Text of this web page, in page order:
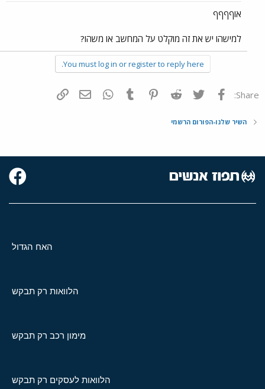
אוףףףף
למישהו יש את זה מוקלט על המחשב או משהו?
You must log in or register to reply here.
Share: פייסבוק Twitter
Reddit
Pinterest
Tumblr
WhatsAppדואר אלקטרוני
השיר שלנו-הפורום הרשמי
האח הגדול
הלוואות רק תבקש
מימון רכב רק תבקש
הלוואות לעסקים רק תבקש